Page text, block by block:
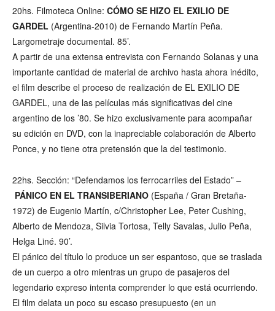
20hs. Filmoteca Online: CÓMO SE HIZO EL EXILIO DE
GARDEL (Argentina-2010) de Fernando Martín Peña.
Largometraje documental. 85’.
A partir de una extensa entrevista con Fernando Solanas y una
importante cantidad de material de archivo hasta ahora inédito,
el film describe el proceso de realización de EL EXILIO DE
GARDEL, una de las películas más significativas del cine
argentino de los ’80. Se hizo exclusivamente para acompañar
su edición en DVD, con la inapreciable colaboración de Alberto
Ponce, y no tiene otra pretensión que la del testimonio.
22hs. Sección: “Defendamos los ferrocarriles del Estado” –
PÁNICO EN EL TRANSIBERIANO (España / Gran Bretaña-
1972) de Eugenio Martín, c/Christopher Lee, Peter Cushing,
Alberto de Mendoza, Silvia Tortosa, Telly Savalas, Julio Peña,
Helga Liné. 90’.
El pánico del título lo produce un ser espantoso, que se traslada
de un cuerpo a otro mientras un grupo de pasajeros del
legendario expreso intenta comprender lo que está ocurriendo.
El film delata un poco su escaso presupuesto (en un